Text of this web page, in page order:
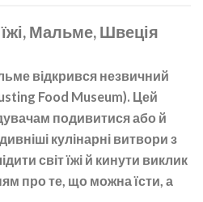
Мальме, Швеція
відкрився незвичний
Food Museum). Цей
подивитися або й
кулінарні витвори з
світ їжі й кинути виклик
про те, що можна їсти, а